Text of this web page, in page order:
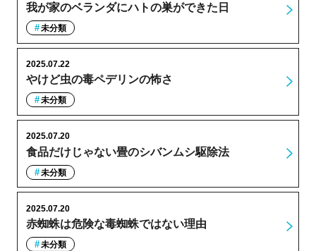
我が家のベランダにハトの巣ができた日
未分類
やけど虫の毒ペデリンの怖さ
2025.07.22
未分類
食品だけじゃない畳のシバンムシ駆除法
2025.07.20
未分類
赤蜘蛛は危険な毒蜘蛛ではない理由
2025.07.20
未分類